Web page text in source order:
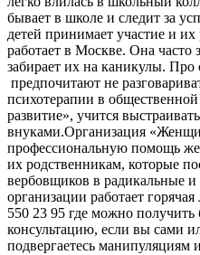
бывает в школе и следит за
детей принимает участие и
работает в Москве. Она часто
забирает их на каникулы.
предпочитают не
психотерапии в
развитие», учится
внуками.Организация
профессиональную помощь
их родственникам, которые
вербовщиков в радикальные и
организации работает
550 23 95 где можно
консультацию, если вы сами
подвергаетесь манипуляциям